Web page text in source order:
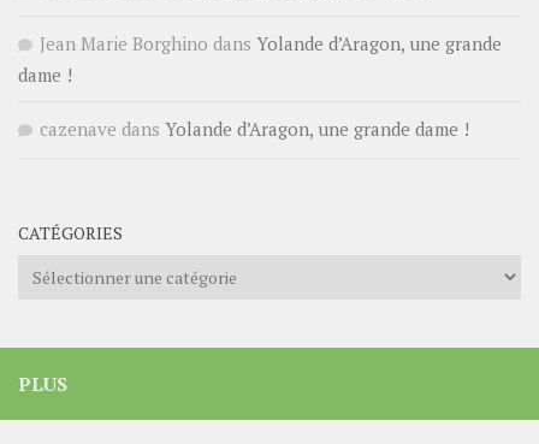
Jean Marie Borghino dans Yolande d’Aragon, une grande
dame !
cazenave dans Yolande d’Aragon, une grande dame !
CATÉGORIES
Catégories
PLUS